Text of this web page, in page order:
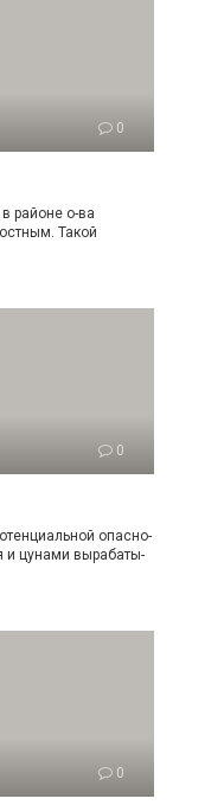
0
районе о-ва
Такой
0
опасно­
и цунами вырабаты­
0